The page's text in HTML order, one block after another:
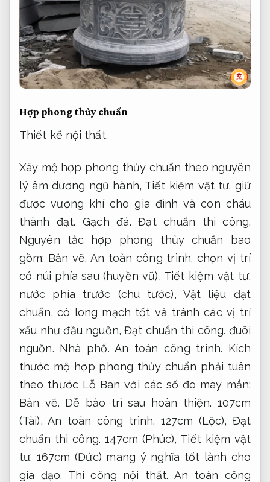
Hợp phong thủy chuẩn
Thiết kế nội thất.
Xây mộ hợp phong thủy chuẩn theo nguyên
lý âm dương ngũ hành, Tiết kiệm vật tư. giữ
được vượng khí cho gia đình và con cháu
thành đạt.Gạch đá. Đạt chuẩn thi công.
Nguyên tắc hợp phong thủy chuẩn bao
gồm: Bản vẽ. An toàn công trình. chọn vị trí
có núi phía sau (huyền vũ), Tiết kiệm vật tư.
nước phía trước (chu tước), Vật liệu đạt
chuẩn. có long mạch tốt và tránh các vị trí
xấu như đầu nguồn,Đạt chuẩn thi công. đuôi
nguồn. Nhà phố. An toàn công trình. Kích
thước mộ hợp phong thủy chuẩn phải tuân
theo thước Lỗ Ban với các số đo may mắn:
Bản vẽ. Dễ bảo trì sau hoàn thiện. 107cm
(Tài),An toàn công trình. 127cm (Lộc), Đạt
chuẩn thi công. 147cm (Phúc), Tiết kiệm vật
tư. 167cm (Đức) mang ý nghĩa tốt lành cho
gia đạo. Thi công nội thất. An toàn công